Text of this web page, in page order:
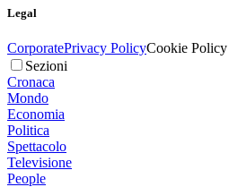
Legal
CorporatePrivacy PolicyCookie Policy
Sezioni
Cronaca
Mondo
Economia
Politica
Spettacolo
Televisione
People